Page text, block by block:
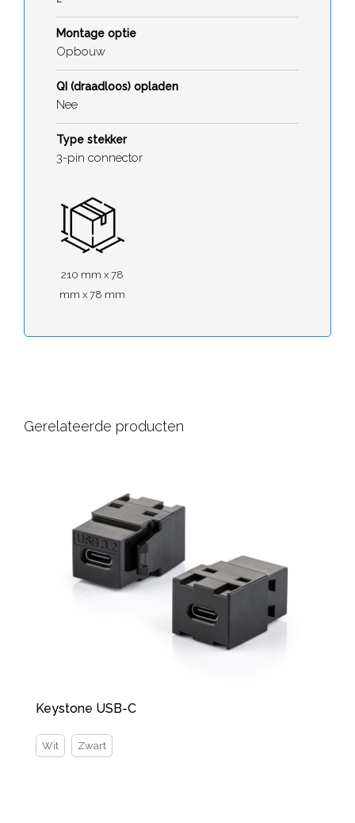
Montage optie
Opbouw
QI (draadloos) opladen
Nee
Type stekker
3-pin connector
210 mm x 78
mm x 78 mm
Gerelateerde producten
Keystone USB-C
Wit Zwart